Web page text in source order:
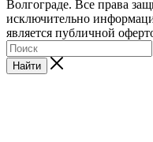
Волгограде. Все права
исключительно
является публичной
Найти